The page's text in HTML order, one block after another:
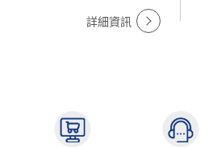
詳細資訊